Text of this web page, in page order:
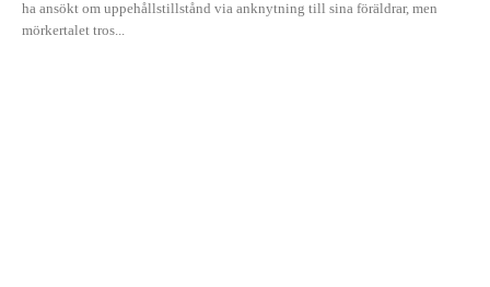
ha ansökt om uppehållstillstånd via anknytning till sina föräldrar, men
mörkertalet tros...